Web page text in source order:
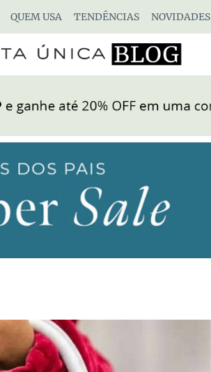
QUEM USA TENDÊNCIAS NOVIDADES